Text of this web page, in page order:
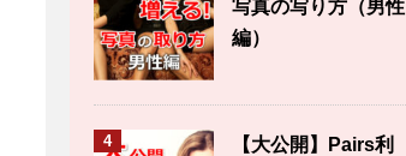
写真の写り方（男性
編）
4
【大公開】Pairs利